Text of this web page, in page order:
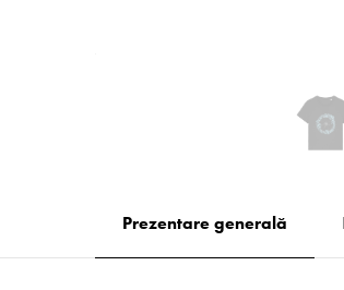
Prezentare generală